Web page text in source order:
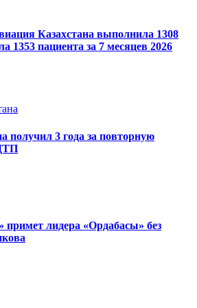
Казахстана выполнила 1308
1353 пациента за 7 месяцев 2026
получил 3 года за повторную
лидера «Ордабасы» без